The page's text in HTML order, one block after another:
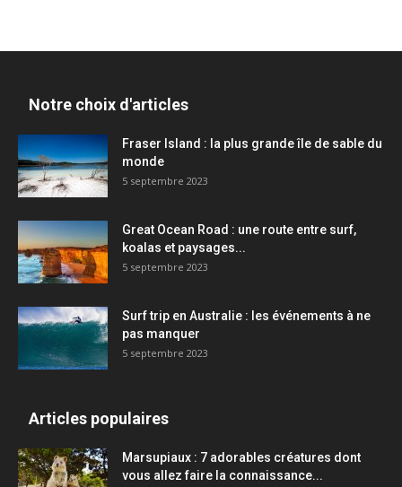
Notre choix d'articles
Fraser Island : la plus grande île de sable du
monde
5 septembre 2023
Great Ocean Road : une route entre surf,
koalas et paysages...
5 septembre 2023
Surf trip en Australie : les événements à ne
pas manquer
5 septembre 2023
Articles populaires
Marsupiaux : 7 adorables créatures dont
vous allez faire la connaissance...